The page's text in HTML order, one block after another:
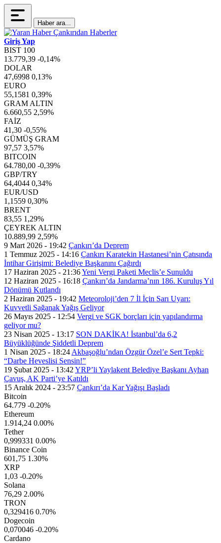
Haber ara...
Giriş Yap
BIST 100
13.779,39 -0,14%
DOLAR
47,6998 0,13%
EURO
55,1581 0,39%
GRAM ALTIN
6.660,55 2,59%
FAİZ
41,30 -0,55%
GÜMÜŞ GRAM
97,57 3,57%
BITCOIN
64.780,00 -0,39%
GBP/TRY
64,4044 0,34%
EUR/USD
1,1559 0,30%
BRENT
83,55 1,29%
ÇEYREK ALTIN
10.889,99 2,59%
9 Mart 2026 - 19:42 Çankırı’da Deprem
1 Temmuz 2025 - 14:16 Çankırı Karatekin Hastanesi’nin Çatısında
İntihar Girişimi: Belediye Başkanını Çağırdı
17 Haziran 2025 - 21:36Yeni Vergi Paketi Meclis’e Sunuldu
12 Haziran 2025 - 16:18 Çankırı’da Jandarma’nın 186. Kuruluş Yıl
Dönümü Kutlandı
2 Haziran 2025 - 19:42 Meteoroloji’den 7 İl İçin Sarı Uyarı:
Kuvvetli Sağanak Yağış Geliyor
26 Mayıs 2025 - 12:54 Vergi ve SGK borçları için yapılandırma
geliyor mu?
23 Nisan 2025 - 13:17 SON DAKİKA! İstanbul’da 6,2
Büyüklüğünde Şiddetli Deprem
1 Nisan 2025 - 18:24 Akbaşoğlu’ndan Özgür Özel’e Sert Tepki:
“Darbe Heveslisi Sensin!”
19 Şubat 2025 - 13:42 YRP’li Yaylakent Belediye Başkanı Ayhan
Çavuş, AK Parti’ye Katıldı
15 Aralık 2024 - 23:57 Çankırı’da Kar Yağışı Başladı
Bitcoin
64.779 -0.20%
Ethereum
1.914,24 0.00%
Tether
0,999331 0.00%
Binance Coin
601,75 1.30%
XRP
1,03 -0.20%
Solana
76,29 2.00%
TRON
0,329416 0.70%
Dogecoin
0,070046 -0.20%
Cardano